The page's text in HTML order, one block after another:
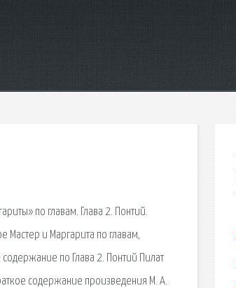
по главам. Глава 2. Понтий.
Мастер и Маргарита по главам,
содержание по Глава 2. Понтий Пилат
содержание произведения М. А.